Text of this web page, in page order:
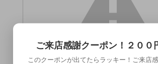
ご来店感謝クーポン！２００
このクーポンが出てたらラッキー！ご来店